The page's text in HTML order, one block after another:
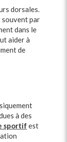
dorsales.
souvent par
dans le
aider à
de
à des
sportif est